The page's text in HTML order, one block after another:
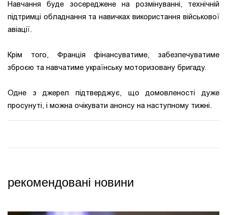
Навчання буде зосереджене на розмінуванні, технічній
підтримці обладнання та навичках використання військової
авіації.
Крім того, Франція фінансуватиме, забезпечуватиме
зброєю та навчатиме українську моторизовану бригаду.
Одне з джерел підтверджує, що домовленості дуже
просунуті, і можна очікувати анонсу на наступному тижні.
рекомендовані новини